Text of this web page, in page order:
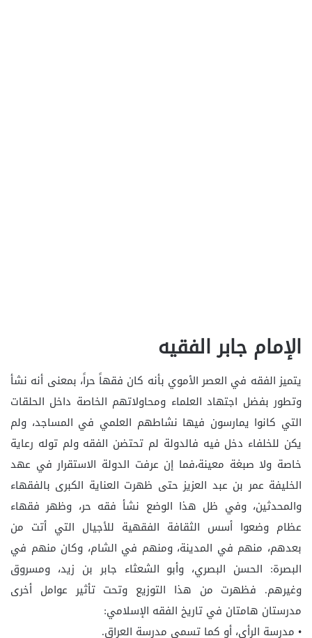
الإمام جابر الفقيه
يتميز الفقه في العصر الأموي بأنه كان فقهاً حراً، بمعنى أنه نشأ
وتطور بفضل اجتهاد العلماء ومحاولاتهم الخاصة داخل الحلقات
التي كانوا يمارسون فيها نشاطهم العلمي في المساجد، ولم
يكن للخلفاء دخل فيه فالدولة لم تحتضن الفقه ولم توله رعاية
خاصة ولا صبغة معينة،فما إن عرفت الدولة الاستقرار في عهد
الخليفة عمر بن عبد العزيز حتى ظهرت العناية الكبرى بالفقهاء
والمحدثين، وفي ظل هذا الوضع نشأ فقه حر، وظهر فقهاء
عظام وضعوا أسس الثقافة الفقهية للأجيال التي أتت من
بعدهم، منهم في المدينة، ومنهم في الشام، وكان منهم في
البصرة: الحسن البصري، وأبو الشعثاء جابر بن زيد، ومسروق
وغيرهم. فظهرت من هذا التوزيع وتحت تأثير عوامل أخرى
مدرستان هامتان في تاريخ الفقه الإسلامي:
• مدرسة الرأي، أو كما تسمى مدرسة العراق.